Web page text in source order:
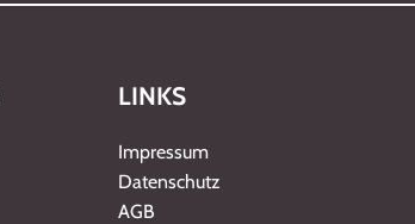
LINKS
Impressum
Datenschutz
AGB